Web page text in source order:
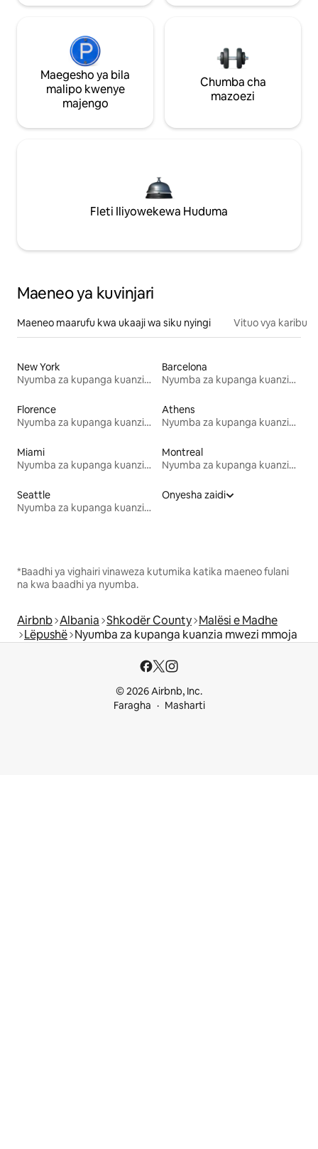
Maegesho ya bila
malipo kwenye
majengo
Chumba cha
mazoezi
Fleti Iliyowekewa Huduma
Maeneo ya kuvinjari
Maeneo maarufu kwa ukaaji wa siku nyingi Vituo vya karibu
New York
Nyumba za kupanga kuanzia mwezi mmoja
Barcelona
Nyumba za kupanga kuanzia mwezi mmoja
Florence
Nyumba za kupanga kuanzia mwezi mmoja
Athens
Nyumba za kupanga kuanzia mwezi mmoja
Miami
Nyumba za kupanga kuanzia mwezi mmoja
Montreal
Nyumba za kupanga kuanzia mwezi mmoja
Seattle
Nyumba za kupanga kuanzia mwezi mmoja
Onyesha zaidi
*Baadhi ya vighairi vinaweza kutumika katika maeneo fulani
na kwa baadhi ya nyumba.
Airbnb Albania Shkodër County Malësi e Madhe
Lëpushë Nyumba za kupanga kuanzia mwezi mmoja
© 2026 Airbnb, Inc.
Faragha
Masharti